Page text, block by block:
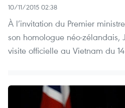
10/11/2015 02:38
À l’invitation du Premier
son homologue ​néo-zélandais,
visite officielle au Vietnam du